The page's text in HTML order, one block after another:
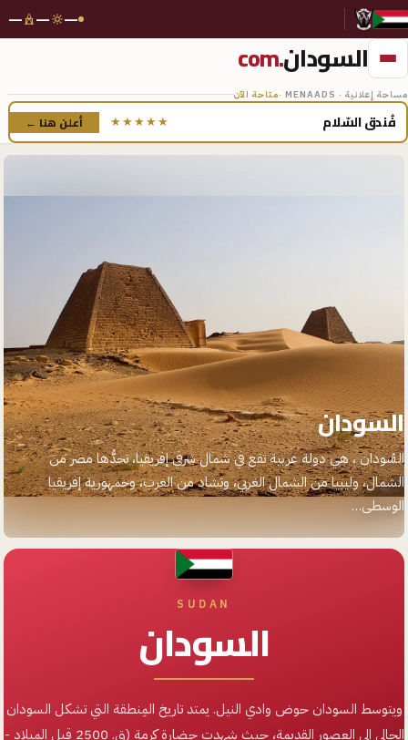
—
—
—
السودان.com
مساحة إعلانية · MENAADS · متاحة الآن
فُندق السّلام ★★★★★ أعلن هنا ←
السودان
السُّودان ، هي دولة عربية تقع في شمال شرقي إفريقيا، تحدُّها مصر من
الشمال، وليبيا من الشمال الغربي، وتشاد من الغرب، وجمهورية إفريقيا
الوسطى…
SUDAN
السودان
ويتوسط السودان حوض وادي النيل. يمتد تاريخ المِنطقة التي تشكل السودان
الحالي إلى العصور القديمة، حيث شهدت حضارة كرمة (ق. 2500 قبل الميلاد -